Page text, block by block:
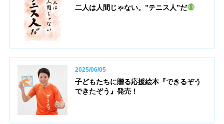
二人は人間じゃない。”テニス人”だ
2025/06/05
子どもたちに贈る応援絵本『できるぞう
できたぞう』発売！